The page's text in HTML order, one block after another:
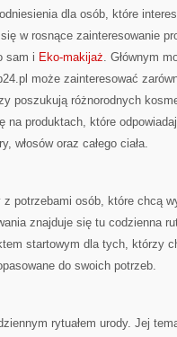
dla osób, które
w rosnące zainteresowanie
sam i Eko-makijaż. Głównym
może zainteresować
poszukują różnorodnych
na produktach, które
włosów oraz całego ciała.
potrzebami osób, które chcą
znajduje się tu codzienna
startowym dla tych, którzy
do swoich potrzeb.
rytuałem urody. Jej